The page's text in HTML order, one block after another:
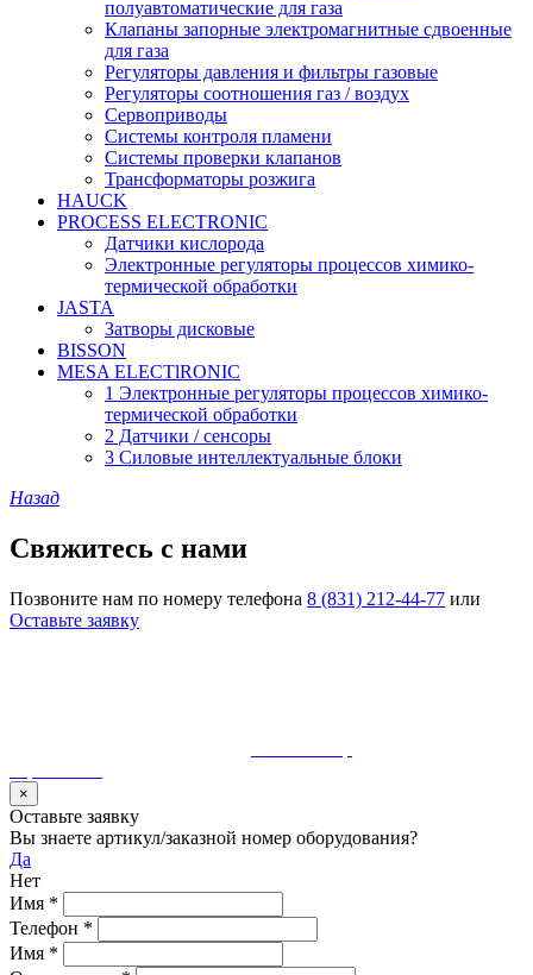
полуавтоматические для газа
Клапаны запорные электромагнитные сдвоенные
для газа
Регуляторы давления и фильтры газовые
Регуляторы соотношения газ / воздух
Сервоприводы
Системы контроля пламени
Системы проверки клапанов
Трансформаторы розжига
HAUCK
PROCESS ELECTRONIC
Датчики кислорода
Электронные регуляторы процессов химико-
термической обработки
JASTA
Затворы дисковые
BISSON
MESA ELECTlRONIC
1 Электронные регуляторы процессов химико-
термической обработки
2 Датчики / сенсоры
3 Силовые интеллектуальные блоки
Назад
Свяжитесь с нами
Позвоните нам по номеру телефона 8 (831) 212-44-77 или
Оставьте заявку
×
Оставьте заявку
Вы знаете артикул/заказной номер оборудования?
Да
Нет
Имя *
Телефон *
Имя *